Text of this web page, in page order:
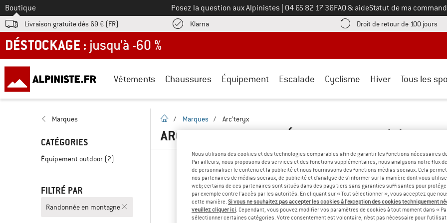
Vers le
Boutique Posez la question aux Alpinistes Appelez-nous au
04 65 82 17 36FAQ & aideStatut de ma
Livraison gratuite dès 69 € (FR) KlarnaTrouve les informations de paiement ici ! Ouvre une boîte d'information
Droit de retour de 100 jours
DÉSTOCKAGE : jusqu'à -60 %
Vêtements Chaussures Équipement Escalade Cyclisme Hiver Tous les
Marques
CATÉGORIES
Équipement outdoor (2)
FILTRÉ PAR
Randonnée en montagne
Page d'accueil
/ Marques / Arc'teryx
ARC'TERYX - RANDONNÉE EN MONTAGNE
Nous utilisons des cookies et des technologies comparables afin de garantir les fonctions nécessaires
Par ailleurs, nous proposons des services et des fonctions supplémentaires, nous analysons notre flux
de personnaliser le contenu et la publicité et nous fournissons des fonctions médias sociaux. Cela
nos partenaires de médias sociaux, de publicité et d'analyse de s'informer sur la manière dont vous
web; certains de ces partenaires sont situés dans des pays tiers sans garanties suffisantes pour
par exemple contre l'accès par les autorités. En cliquant sur « Tout sélectionner », vous acceptez que
cette manière. Si vous ne souhaitez pas accepter les cookies à l’exception des cookies techniquement
veuillez cliquer ici . Cependant, vous pouvez modifier vos paramètres de cookies à tout moment dans «
sélectionner certaines catégories. Votre consentement est volontaire, n’est pas nécessaire pour